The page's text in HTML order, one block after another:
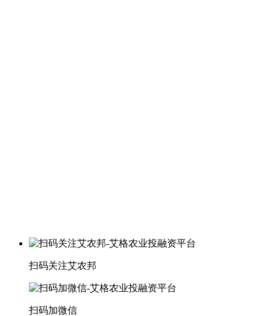
扫码关注艾农邦
扫码加微信